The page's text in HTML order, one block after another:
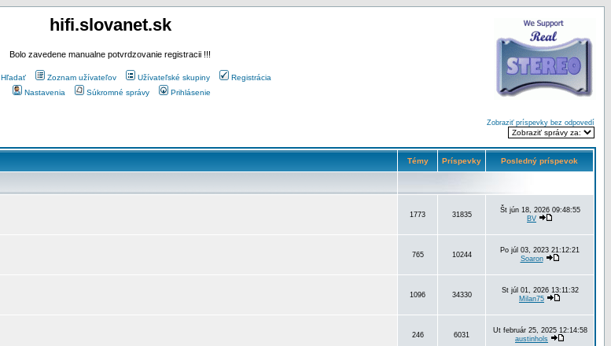
hifi.slovanet.sk
Bolo zavedene manualne potvrdzovanie registracii !!!
Hľadať Zoznam užívateľov Užívateľské skupiny
Registrácia
Nastavenia
Súkromné správy Prihlásenie
Zobraziť príspevky bez odpovedí
Témy Príspevky Posledný príspevok
1773 31835
Št jún 18, 2026 09:48:55
BV
765 10244
Po júl 03, 2023 21:12:21
Soaron
1096 34330
St júl 01, 2026 13:11:32
Milan75
246 6031
Ut február 25, 2025 12:14:58
austinhols